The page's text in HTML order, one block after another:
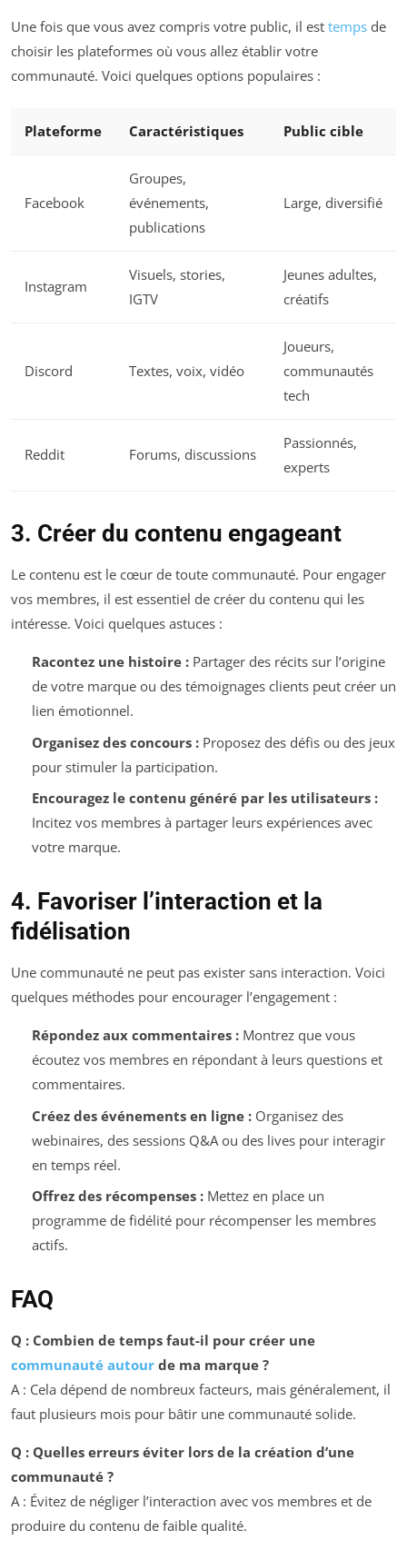
Une fois que vous avez compris votre public, il est temps de
choisir les plateformes où vous allez établir votre
communauté. Voici quelques options populaires :
Plateforme Caractéristiques Public cible
Facebook
Groupes,
événements,
publications
Large, diversifié
Instagram
Visuels, stories,
IGTV
Jeunes adultes,
créatifs
Discord Textes, voix, vidéo
Joueurs,
communautés
tech
Reddit Forums, discussions
Passionnés,
experts
3. Créer du contenu engageant
Le contenu est le cœur de toute communauté. Pour engager
vos membres, il est essentiel de créer du contenu qui les
intéresse. Voici quelques astuces :
Racontez une histoire :Partager des récits sur l’origine
de votre marque ou des témoignages clients peut créer un
lien émotionnel.
Organisez des concours :Proposez des défis ou des jeux
pour stimuler la participation.
Encouragez le contenu généré par les utilisateurs :
Incitez vos membres à partager leurs expériences avec
votre marque.
4. Favoriser l’interaction et la
fidélisation
Une communauté ne peut pas exister sans interaction. Voici
quelques méthodes pour encourager l’engagement :
Répondez aux commentaires :Montrez que vous
écoutez vos membres en répondant à leurs questions et
commentaires.
Créez des événements en ligne :Organisez des
webinaires, des sessions Q&A ou des lives pour interagir
en temps réel.
Offrez des récompenses :Mettez en place un
programme de fidélité pour récompenser les membres
actifs.
FAQ
Q : Combien de temps faut-il pour créer une
communauté autour de ma marque ?
A : Cela dépend de nombreux facteurs, mais généralement, il
faut plusieurs mois pour bâtir une communauté solide.
Q : Quelles erreurs éviter lors de la création d’une
communauté ?
A : Évitez de négliger l’interaction avec vos membres et de
produire du contenu de faible qualité.